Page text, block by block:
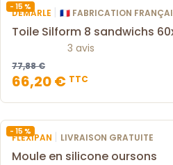
- 15 %
DEMARLE | 🇫🇷 FABRICATION
Toile Silform 8 sandwichs
3 avis
77,88 €
66,20 € TTC
- 15 %
FLEXIPAN | LIVRAISON GRATUITE
Moule en silicone oursons